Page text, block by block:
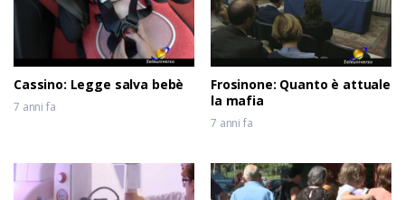
Cassino: Legge salva bebè
7 anni fa
Frosinone: Quanto è attuale
la mafia
7 anni fa